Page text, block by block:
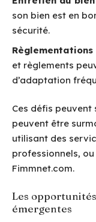
son bien est en
sécurité.
et règlements
d’adaptation
Ces défis
peuvent être
utilisant des
professionnels,
Fimmnet.com.
Les opportunités
émergentes